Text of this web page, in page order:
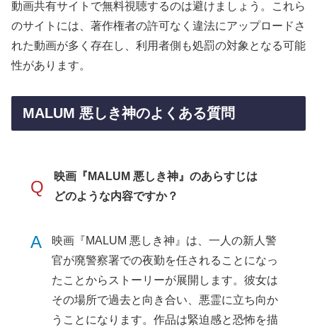
動画共有サイトで無料視聴するのは避けましょう。これら
のサイトには、著作権者の許可なく違法にアップロードさ
れた動画が多く存在し、利用者側も処罰の対象となる可能
性があります。
MALUM 悪しき神のよくある質問
Q
映画『MALUM 悪しき神』のあらすじは
どのような内容ですか？
A
映画『MALUM 悪しき神』は、一人の新人警
官が廃警察署での夜勤を任されることになっ
たことからストーリーが展開します。彼女は
その場所で過去と向き合い、悪霊に立ち向か
うことになります。作品は緊迫感と恐怖を描